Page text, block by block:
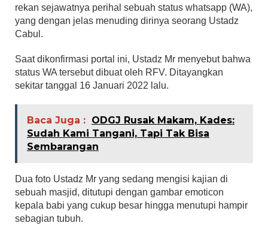
rekan sejawatnya perihal sebuah status whatsapp (WA),
yang dengan jelas menuding dirinya seorang Ustadz
Cabul.
Saat dikonfirmasi portal ini, Ustadz Mr menyebut bahwa
status WA tersebut dibuat oleh RFV. Ditayangkan
sekitar tanggal 16 Januari 2022 lalu.
Baca Juga : ODGJ Rusak Makam, Kades:
Sudah Kami Tangani, Tapi Tak Bisa
Sembarangan
Dua foto Ustadz Mr yang sedang mengisi kajian di
sebuah masjid, ditutupi dengan gambar emoticon
kepala babi yang cukup besar hingga menutupi hampir
sebagian tubuh.